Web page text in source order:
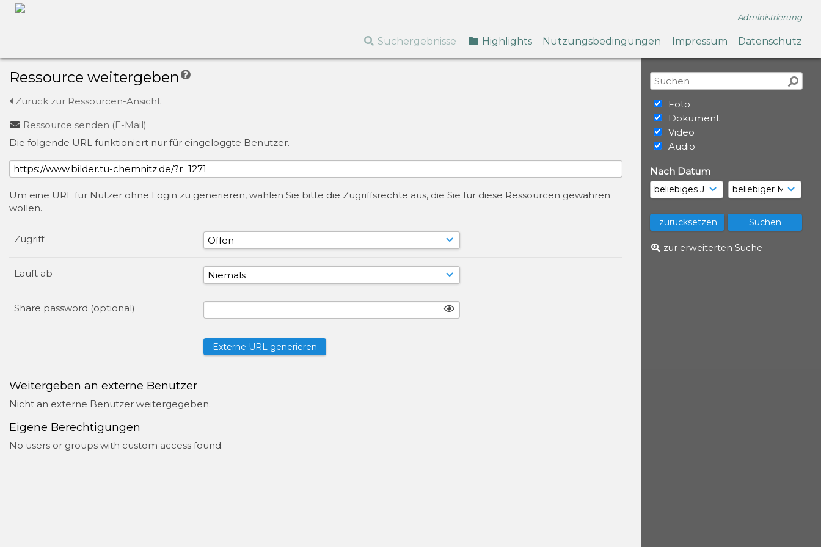
Administrierung
Suchergebnisse Highlights Nutzungsbedingungen Impressum Datenschutz
Foto
Dokument
Video
Audio
Nach Datum
zur erweiterten Suche
Ressource weitergeben
Zurück zur Ressourcen-Ansicht
Ressource senden (E-Mail)
Die folgende URL funktioniert nur für eingeloggte Benutzer.
Um eine URL für Nutzer ohne Login zu generieren, wählen Sie bitte die Zugriffsrechte aus, die Sie für diese Ressourcen gewähren
wollen.
Zugriff
Läuft ab
Share password (optional)
Weitergeben an externe Benutzer
Nicht an externe Benutzer weitergegeben.
Eigene Berechtigungen
No users or groups with custom access found.